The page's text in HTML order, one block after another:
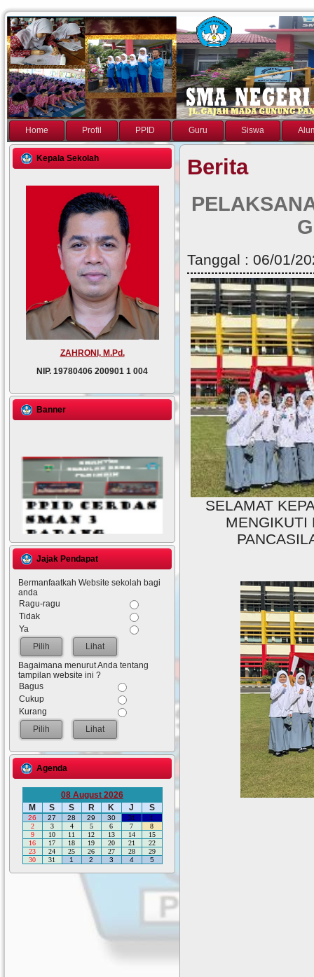
Home Profil PPID Guru Siswa
Kepala Sekolah
ZAHRONI, M.Pd.
NIP. 19780406 200901 1 004
Banner
Jajak Pendapat
Bermanfaatkah Website sekolah bagi
anda
Ragu-ragu
Tidak
Ya
Lihat
Bagaimana menurut Anda tentang
tampilan website ini ?
Bagus
Cukup
Kurang
Lihat
Agenda
08 August 2026
M
S S R K J S
26 27 28 29 30 31
1
2
3 4 5 6 7
8
9
10 11 12 13 14
15
16
17 18 19 20 21
22
23
24 25 26 27 28
29
30
31 1 2 3 4 5
Berita
Tanggal : 06/01/
SELAMAT
MENGIKUTI